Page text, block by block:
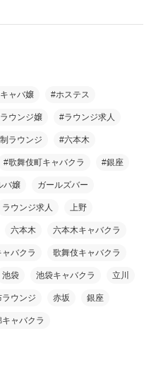
ャバ嬢 #ホステス
ウンジ嬢 #ラウンジ求人
ラウンジ #六本木
#歌舞伎町キャバクラ #銀座
バ嬢 ガールズバー
ラウンジ求人 上野
六本木 六本木キャバクラ
ャバクラ 歌舞伎キャバクラ
池袋 池袋キャバクラ 立川
ウンジ 赤坂 銀座
キャバクラ